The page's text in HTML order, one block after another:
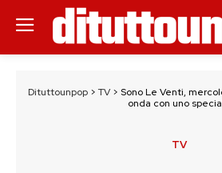
Dituttounpop> TV> Sono Le Venti,
onda con uno
TV